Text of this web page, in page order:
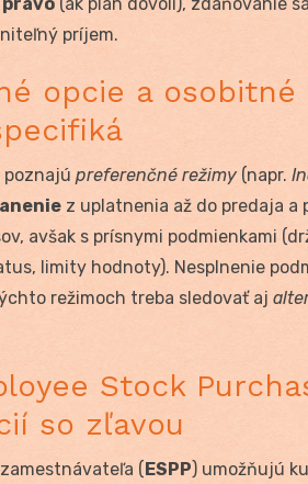
príjem.
opcie a osobitné
poznajú preferenčné režimy (napr.
z uplatnenia až do predaja
avšak s prísnymi podmienkami
limity hodnoty). Nesplnenie
režimoch treba sledovať aj
Stock
so zľavou
(ESPP) umožňujú